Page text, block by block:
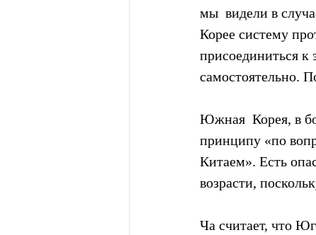
мы  видели в
Корее систему
присоединиться
самостоятельно.
Южная  Корея, в
принципу «по
Китаем». Есть
возрасти,
Ча считает, что